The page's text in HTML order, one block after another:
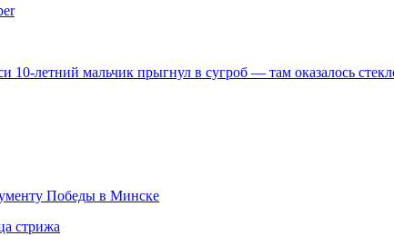
10-летний мальчик прыгнул в сугроб — там оказалось
Победы в Минске
стрижа